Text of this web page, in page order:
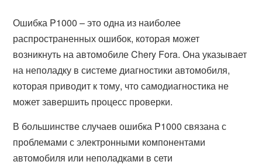
Ошибка P1000 – это одна из наиболее
распространенных ошибок, которая может
возникнуть на автомобиле Chery Fora. Она указывает
на неполадку в системе диагностики автомобиля,
которая приводит к тому, что самодиагностика не
может завершить процесс проверки.
В большинстве случаев ошибка P1000 связана с
проблемами с электронными компонентами
автомобиля или неполадками в сети